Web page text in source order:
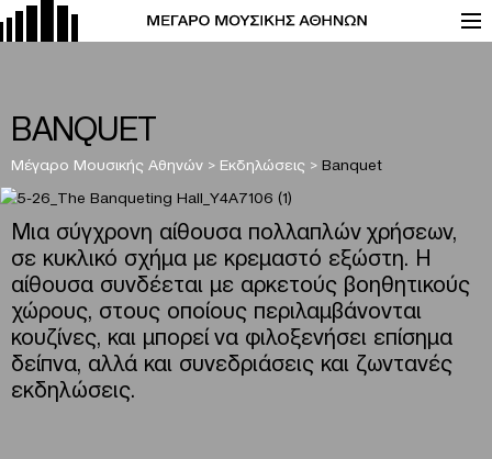
BANQUET
Μέγαρο Μουσικής Αθηνών > Εκδηλώσεις > Banquet
Μια σύγχρονη αίθουσα πολλαπλών χρήσεων,
σε κυκλικό σχήμα με κρεμαστό εξώστη. Η
αίθουσα συνδέεται με αρκετούς βοηθητικούς
χώρους, στους οποίους περιλαμβάνονται
κουζίνες, και μπορεί να φιλοξενήσει επίσημα
δείπνα, αλλά και συνεδριάσεις και ζωντανές
εκδηλώσεις.